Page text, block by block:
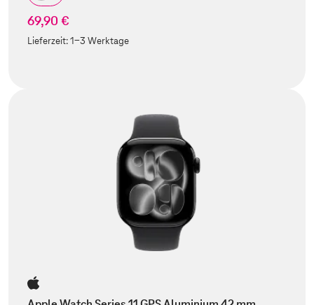
69,90 €
Lieferzeit:1-3 Werktage